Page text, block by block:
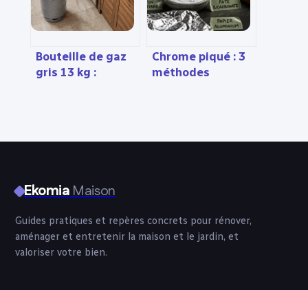
constructeur
Bouteille de gaz
gris 13 kg :
Chrome piqué : 3
méthodes
EkomiaMaison
Guides pratiques et repères concrets pour rénover,
aménager et entretenir la maison et le jardin, et
valoriser votre bien.